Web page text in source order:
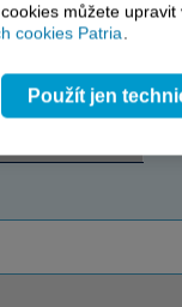
můžete
cookies Patria.
Použít jen